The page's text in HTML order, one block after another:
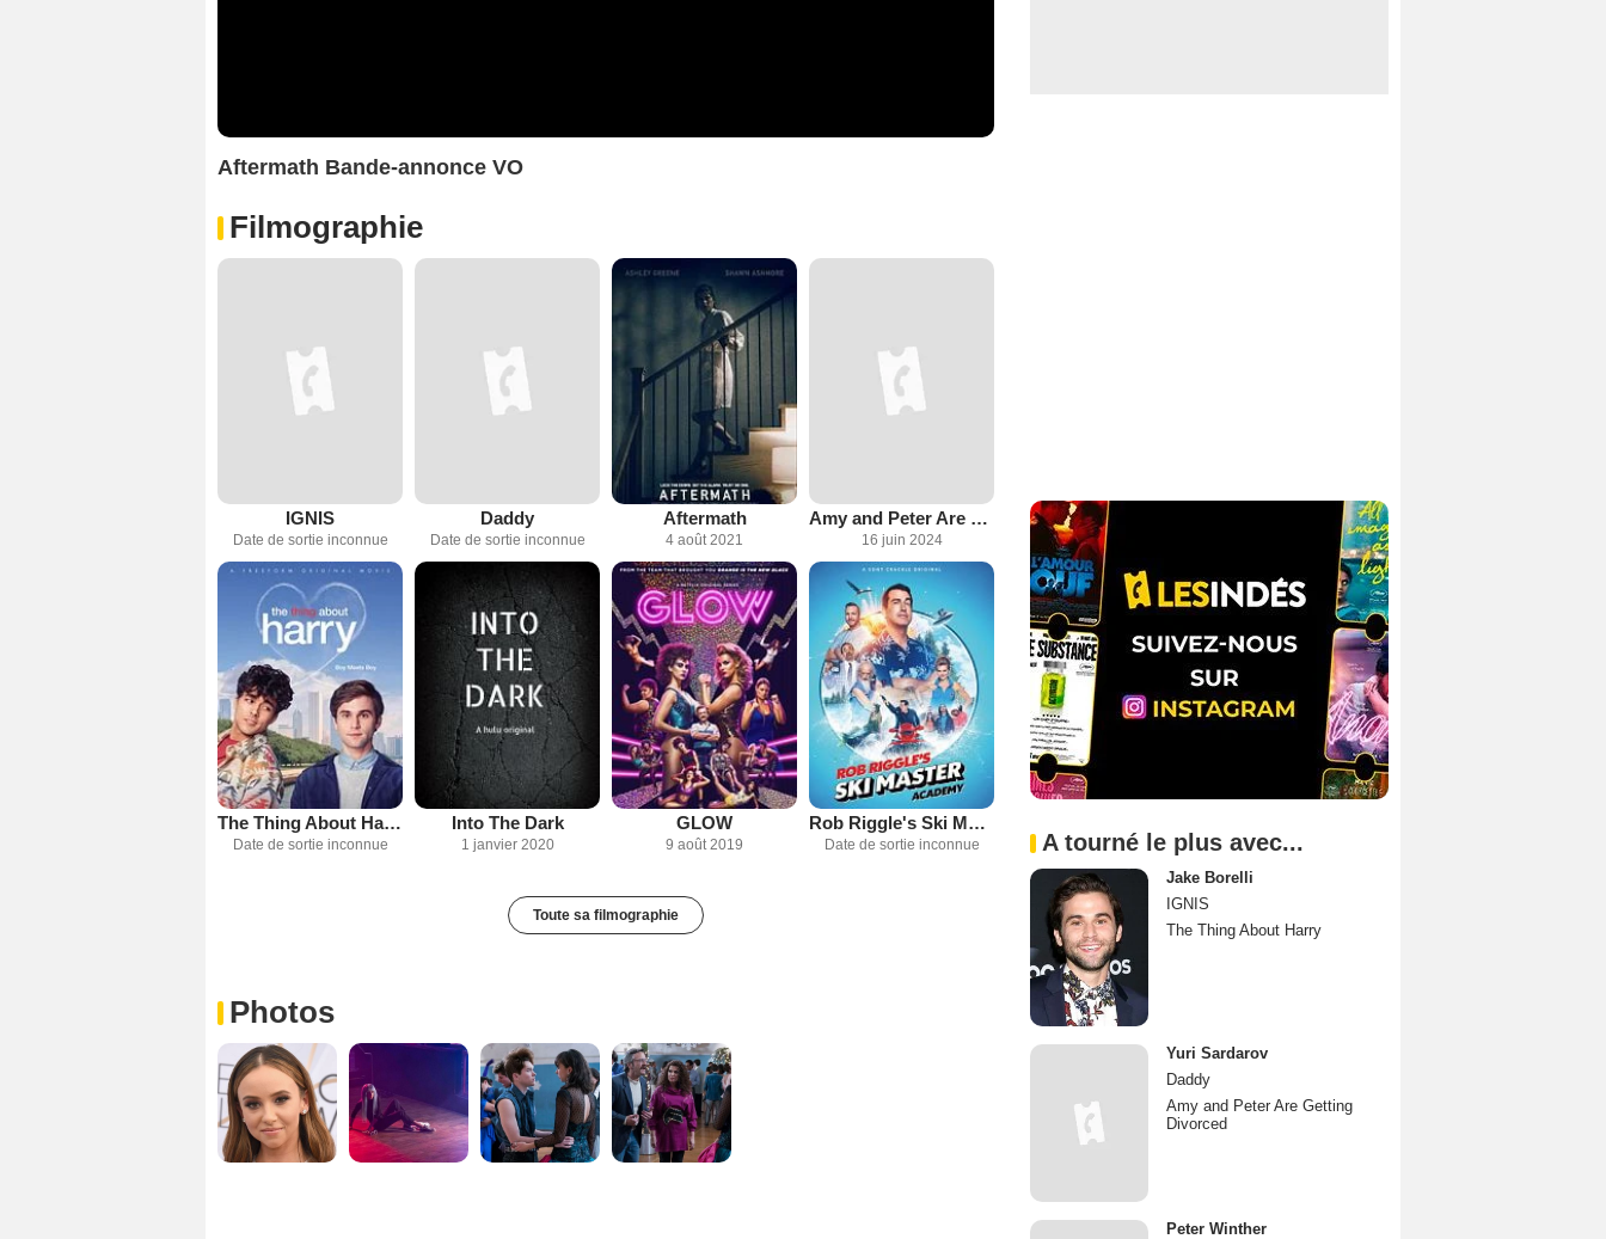
Aftermath Bande-annonce VO
Filmographie
IGNIS
Date de sortie inconnue
Daddy
Date de sortie inconnue
Aftermath
4 août 2021
Amy and Peter Are Getting Divorced
16 juin 2024
The Thing About Harry
Date de sortie inconnue
Into The Dark
1 janvier 2020
GLOW
9 août 2019
Rob Riggle's Ski Master Academy
Date de sortie inconnue
Toute sa filmographie
Photos
A tourné le plus avec...
Jake Borelli
IGNIS
The Thing About Harry
Yuri Sardarov
Daddy
Amy and Peter Are Getting
Divorced
Peter Winther